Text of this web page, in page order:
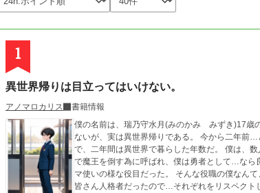
1
異世界帰りは目立ってはいけない。
アノマロカリス
書籍情報
僕の名前は、瑞乃守水月(みのかみ みずき)17歳の高校生だ。 僕はこんな発言をすると…厨
ないが、実は異世界帰りである。 今から二年前…と言っても、異世界に転移した時の日本時間は止まっていたの
で、二年間は異世界で暮らした年数だ。 僕は、数人の同じ高校生と共に（学校は違う）異世界に召喚された。 そこ
で魔王を倒す為に呼ばれ、僕は勇者として…なら良かったのかも知れ
マ使いの様な役目だった。 そんな役職の僕なんて、無碍に扱われる…と思っていたが…？ パーティーメンバーは、
皆さん人格者だったので…それぞれをリスペクトし